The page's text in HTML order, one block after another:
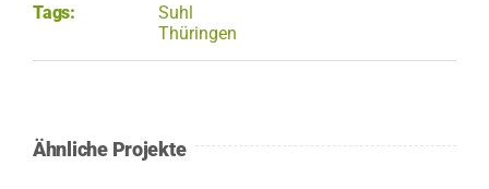
Tags:
Suhl
Thüringen
Ähnliche Projekte